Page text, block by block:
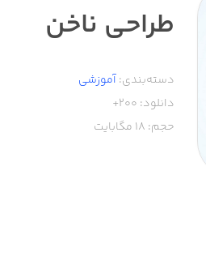
طراحی ناخن
دسته‌بندی:آموزشی
دانلود: 200+
حجم: 18 مگابایت